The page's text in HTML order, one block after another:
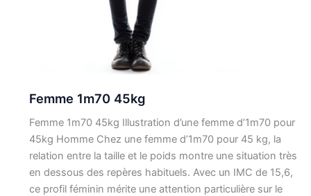
Femme 1m70 45kg
Femme 1m70 45kg Illustration d’une femme d’1m70 pour
45kg Homme Chez une femme d’1m70 pour 45 kg, la
relation entre la taille et le poids montre une situation très
en dessous des repères habituels. Avec un IMC de 15,6,
ce profil féminin mérite une attention particulière sur le